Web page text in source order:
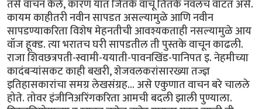
तसे वाचन केले, कारण यात जितके वाचू तितके नवलच वाटत असे.
कायम काहीतरी नवीन सापडत असल्यामुळे आणि नवीन
सापडण्याकरिता विशेष मेहनतीची आवश्यकताही नसल्यामुळे आय
वॉज हूक्ड. त्या भरातच घरी सापडतील ती पुस्तके वाचून काढली.
राजा शिवछत्रपती-स्वामी-ययाती-पावनखिंड-पानिपत इ. नेहमीच्या
कादंबर्‍यांसकट काही बखरी, शेजवलकरांसारख्या तज्ज्ञ
इतिहासकारांचा समग्र लेखसंग्रह... असे एकुणात वाचन बरे चालले
होते. तोवर इंजीनिअरिंगकरिता आमची बदली झाली पुण्याला.